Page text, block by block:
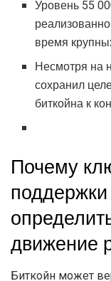
Уровень 55
время
Несмотря на
сохранил
биткойна к
Почему
движение
Биткойн может